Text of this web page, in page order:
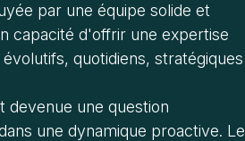
par une équipe solide et
capacité d'offrir une expertise
quotidiens, stratégiques
devenue une question
une dynamique proactive. Le